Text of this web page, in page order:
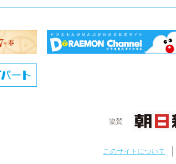
協賛
このサイトについて